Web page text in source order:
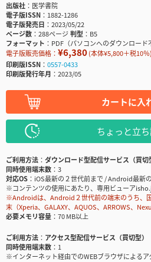
出版社
医学書院
電子版ISSN
1882-1286
電子版発売日
2023/05/22
ページ数
288ページ判型
B5
フォーマット
PDF（パソコンへのダウンロード
電子版販売価格： ¥6,380(本体¥5,800＋税10％)
印刷版ISSN
0557-0433
印刷版発行年月
2023/05
カートに入
ちょっと立
ご利用方法
ダウンロード型配信サービス（買切
同時使用端末数
3
対応OS
iOS最新の２世代前まで / Android最新
※コンテンツの使用にあたり、専用ビューア
※Androidは、Android２世代前の端末のうち、
末（Xperia、GALAXY、AQUOS、ARROWS、
必要メモリ容量
70 MB以上
ご利用方法
アクセス型配信サービス（買切型）
同時使用端末数
1
※インターネット経由でのWEBブラウザによるア